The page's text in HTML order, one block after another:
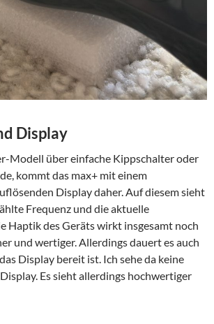
Display
Modell über einfache Kippschalter oder
kommt das max+ mit einem
Display daher. Auf diesem sieht
Frequenz und die aktuelle
Haptik des Geräts wirkt insgesamt noch
und wertiger. Allerdings dauert es auch
Display bereit ist. Ich sehe da keine
Es sieht allerdings hochwertiger